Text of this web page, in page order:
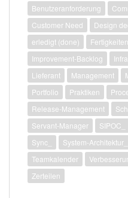
Benutzeranforderung
Customer Need
Design
erledigt (done)
Fertigkeiten
Improvement-Backlog
Lieferant
Management
Portfolio
Praktiken
Release-Management
Servant-Manager
SIPOC_
Sync_
System-Architektur_
Teamkalender
Zerteilen